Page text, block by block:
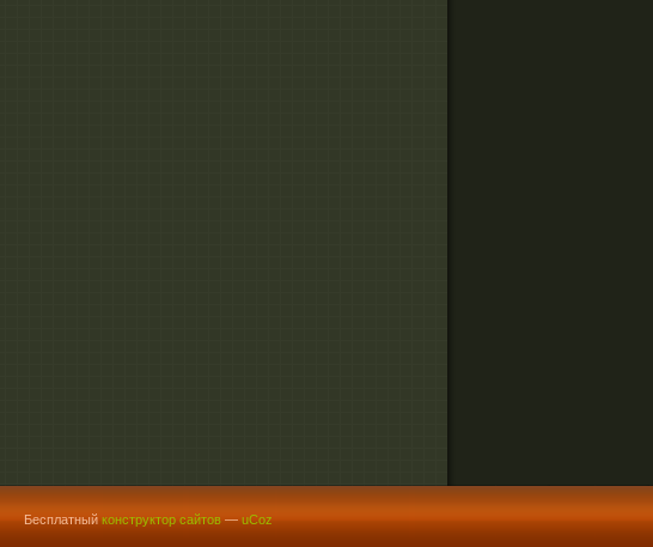
Бесплатный конструктор сайтов — uCoz